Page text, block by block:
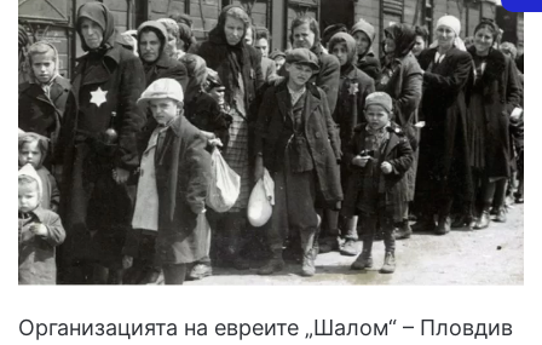
Организацията на евреите „Шалом“ – Пловдив